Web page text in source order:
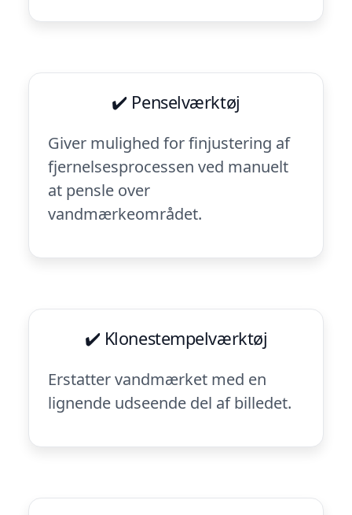
✔️ Penselværktøj
Giver mulighed for finjustering af
fjernelsesprocessen ved manuelt
at pensle over
vandmærkeområdet.
✔️ Klonestempelværktøj
Erstatter vandmærket med en
lignende udseende del af billedet.